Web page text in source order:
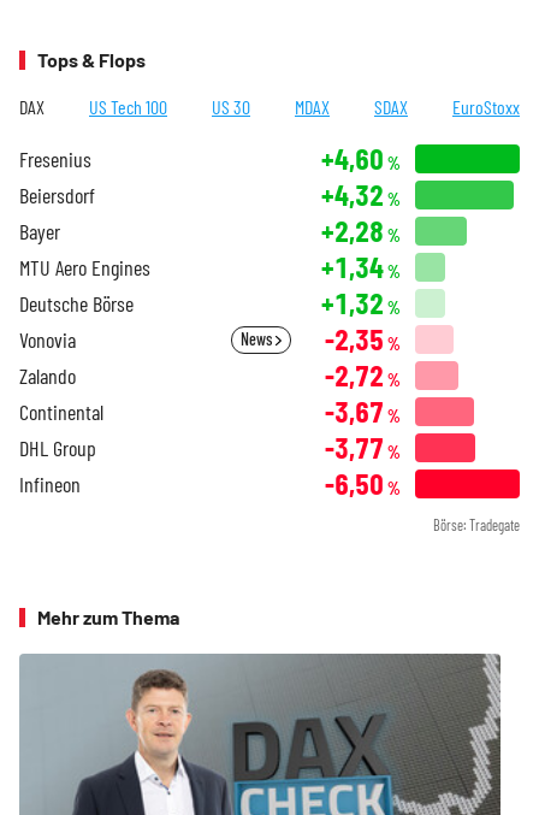
Tops & Flops
DAX US Tech 100 US 30 MDAX SDAX EuroStoxx
Fresenius +4,60 %
Beiersdorf +4,32 %
Bayer +2,28 %
MTU Aero Engines +1,34%
Deutsche Börse +1,32 %
Vonovia News -2,35 %
Zalando -2,72 %
Continental -3,67 %
DHL Group -3,77 %
Infineon -6,50 %
Börse: Tradegate
Mehr zum Thema